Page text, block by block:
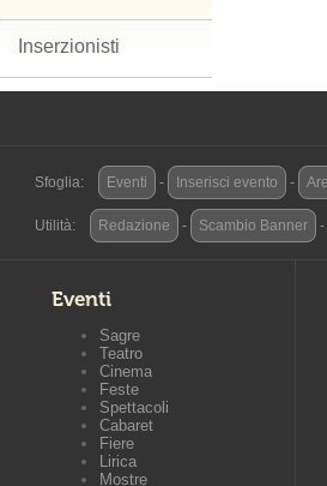
Inserzionisti
Sfoglia: Eventi - Inserisci evento -
Utilità: Redazione - Scambio Banner -
Eventi
Sagre
Teatro
Cinema
Feste
Spettacoli
Cabaret
Fiere
Lirica
Mostre